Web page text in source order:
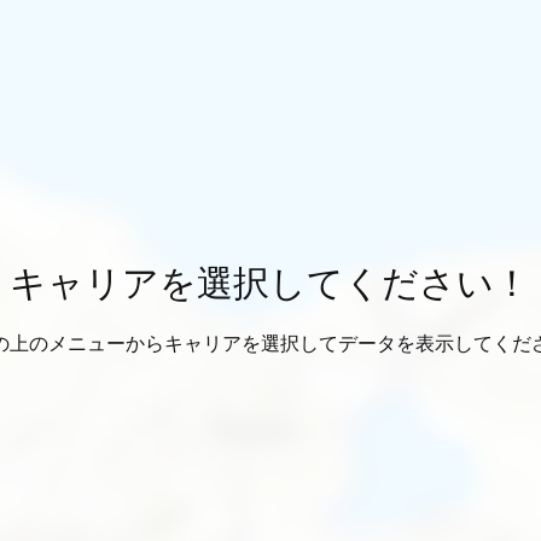
キャリアを選択してください！
上のメニューからキャリアを選択してデータを表示してくだ